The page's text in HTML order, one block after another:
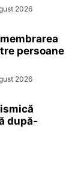
2026
persoane
2026
după-